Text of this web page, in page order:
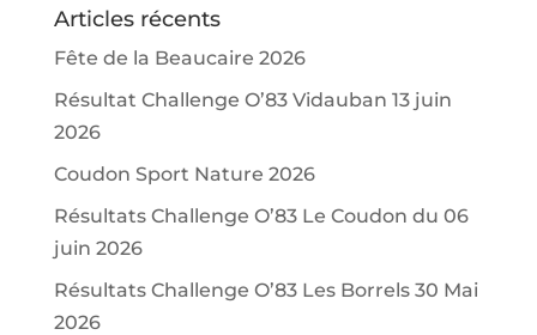
Articles récents
Fête de la Beaucaire 2026
Résultat Challenge O’83 Vidauban 13 juin
2026
Coudon Sport Nature 2026
Résultats Challenge O’83 Le Coudon du 06
juin 2026
Résultats Challenge O’83 Les Borrels 30 Mai
2026